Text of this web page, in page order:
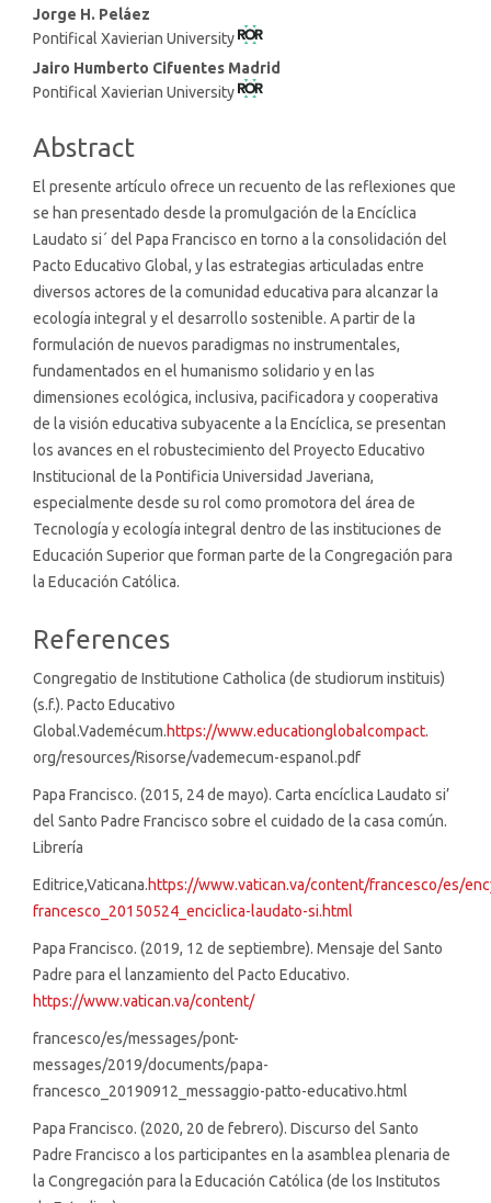
Main
Article
Content
Jorge H. Peláez
Pontifical Xavierian University
Jairo Humberto Cifuentes Madrid
Pontifical Xavierian University
Abstract
El presente artículo ofrece un recuento de las reflexiones que
se han presentado desde la promulgación de la Encíclica
Laudato si´ del Papa Francisco en torno a la consolidación del
Pacto Educativo Global, y las estrategias articuladas entre
diversos actores de la comunidad educativa para alcanzar la
ecología integral y el desarrollo sostenible. A partir de la
formulación de nuevos paradigmas no instrumentales,
fundamentados en el humanismo solidario y en las
dimensiones ecológica, inclusiva, pacificadora y cooperativa
de la visión educativa subyacente a la Encíclica, se presentan
los avances en el robustecimiento del Proyecto Educativo
Institucional de la Pontificia Universidad Javeriana,
especialmente desde su rol como promotora del área de
Tecnología y ecología integral dentro de las instituciones de
Educación Superior que forman parte de la Congregación para
la Educación Católica.
Article
Details
References
Congregatio de Institutione Catholica (de studiorum instituis)
(s.f.). Pacto Educativo
Global.Vademécum.https://www.educationglobalcompact.
org/resources/Risorse/vademecum-espanol.pdf
Papa Francisco. (2015, 24 de mayo). Carta encíclica Laudato si’
del Santo Padre Francisco sobre el cuidado de la casa común.
Librería
Editrice,Vaticana.https://www.vatican.va/content/francesco/es/
francesco_20150524_enciclica-laudato-si.html
Papa Francisco. (2019, 12 de septiembre). Mensaje del Santo
Padre para el lanzamiento del Pacto Educativo.
https://www.vatican.va/content/
francesco/es/messages/pont-
messages/2019/documents/papa-
francesco_20190912_messaggio-patto-educativo.html
Papa Francisco. (2020, 20 de febrero). Discurso del Santo
Padre Francisco a los participantes en la asamblea plenaria de
la Congregación para la Educación Católica (de los Institutos